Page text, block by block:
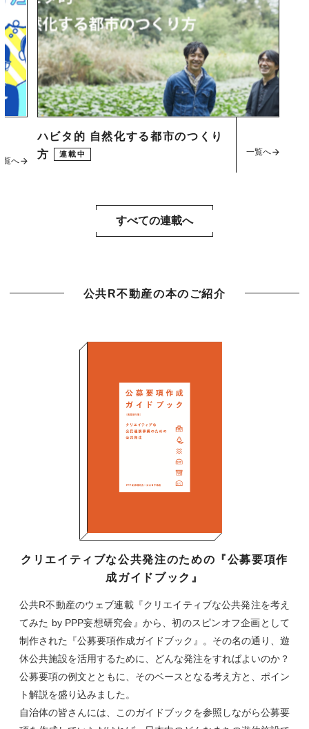
ハビタ的 自然化する都市のつくり
方
連載中
一覧へ
覧へ
すべての連載へ
公共R不動産の本のご紹介
クリエイティブな公共発注のための『公募要項作
成ガイドブック』
公共R不動産のウェブ連載『クリエイティブな公共発注を考え
てみた by PPP妄想研究会』から、初のスピンオフ企画として
制作された『公募要項作成ガイドブック』。その名の通り、遊
休公共施設を活用するために、どんな発注をすればよいのか？
公募要項の例文とともに、そのベースとなる考え方と、ポイン
ト解説を盛り込みました。
自治体の皆さんには、このガイドブックを参照しながら公募要